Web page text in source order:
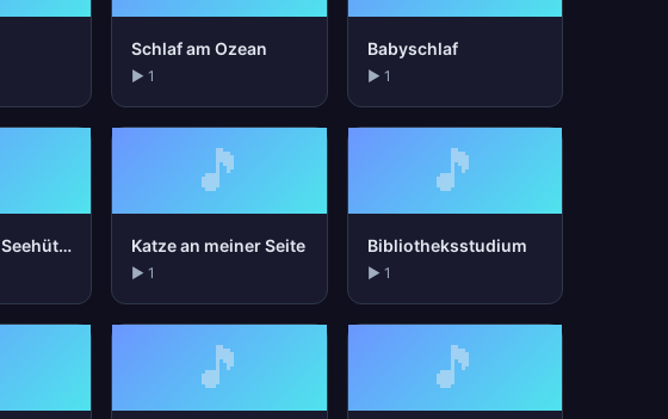
Schlaf am Ozean
▶ 1
Babyschlaf
▶ 1
Schlaf in der Seehütte
🎵
Katze an meiner Seite
▶ 1
🎵
Bibliotheksstudium
▶ 1
🎵 🎵